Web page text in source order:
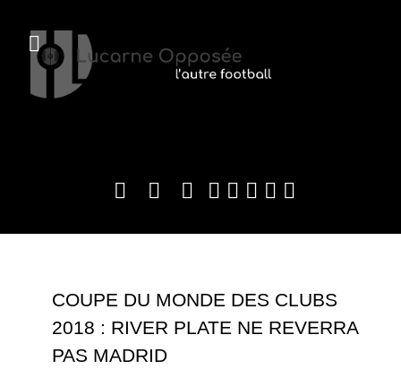
COUPE DU MONDE DES CLUBS
2018 : RIVER PLATE NE REVERRA
PAS MADRID